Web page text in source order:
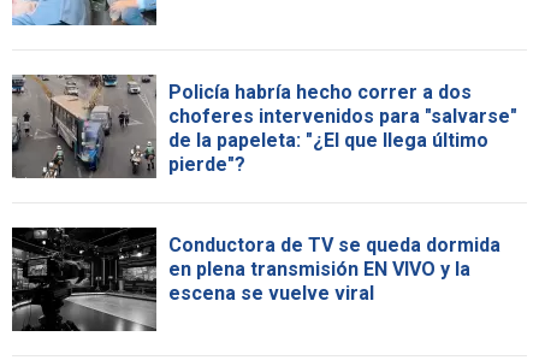
Policía habría hecho correr a dos
choferes intervenidos para "salvarse"
de la papeleta: "¿El que llega último
pierde"?
Conductora de TV se queda dormida
en plena transmisión EN VIVO y la
escena se vuelve viral